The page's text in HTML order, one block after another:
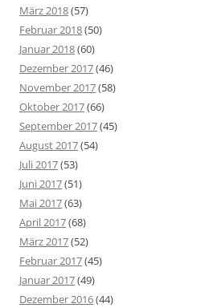
März 2018(57)
Februar 2018(50)
Januar 2018(60)
Dezember 2017(46)
November 2017(58)
Oktober 2017(66)
September 2017(45)
August 2017(54)
Juli 2017(53)
Juni 2017(51)
Mai 2017(63)
April 2017(68)
März 2017(52)
Februar 2017(45)
Januar 2017(49)
Dezember 2016(44)